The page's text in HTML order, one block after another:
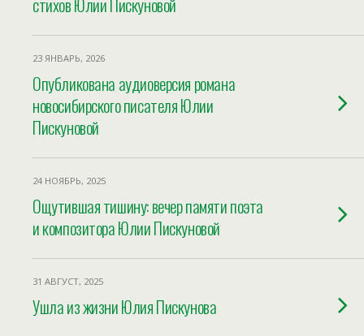
23 ЯНВАРЬ, 2026
Опубликована аудиоверсия романа
новосибирского писателя Юлии
Пискуновой
24 НОЯБРЬ, 2025
Ощутившая тишину: вечер памяти поэта
и композитора Юлии Пискуновой
31 АВГУСТ, 2025
Ушла из жизни Юлия Пискунова